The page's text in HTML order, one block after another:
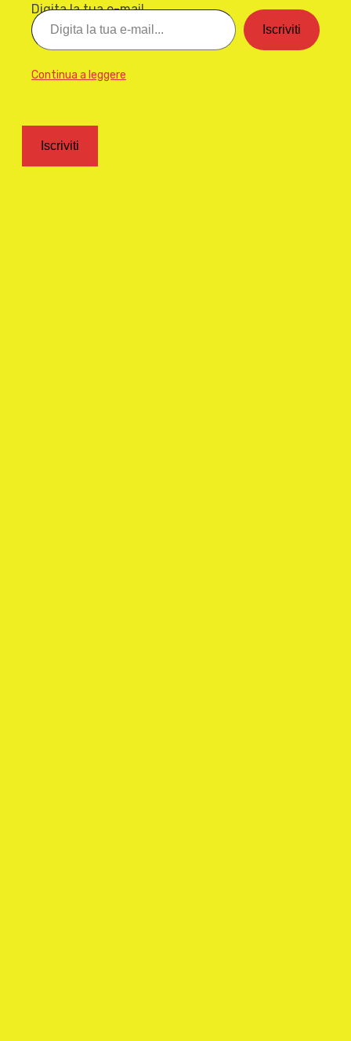
Digita la tua e-mail...
Iscriviti
Continua a leggere
Iscriviti